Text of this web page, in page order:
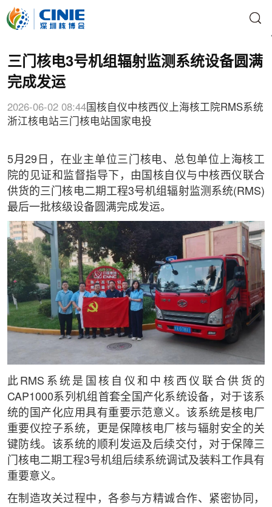
三门核电3号机组辐射监测系统设备圆满
完成发运
2026-06-02 08:44国核自仪中核西仪上海核工院 RMS系统
浙江核电站三门核电站 国家电投
5月29日，在业主单位三门核电、总包单位上海核工
院的见证和监督指导下，由国核自仪与中核西仪联合
供货的三门核电二期工程3号机组辐射监测系统(RMS)
最后一批核级设备圆满完成发运。
此RMS系统是国核自仪和中核西仪联合供货的
CAP1000系列机组首套全国产化系统设备，对于该系
统的国产化应用具有重要示范意义。该系统是核电厂
重要仪控子系统，更是保障核电厂核与辐射安全的关
键防线。该系统的顺利发运及后续交付，对于保障三
门核电二期工程3号机组后续系统调试及装料工作具有
重要意义。
在制造攻关过程中，各参与方精诚合作、紧密协同，